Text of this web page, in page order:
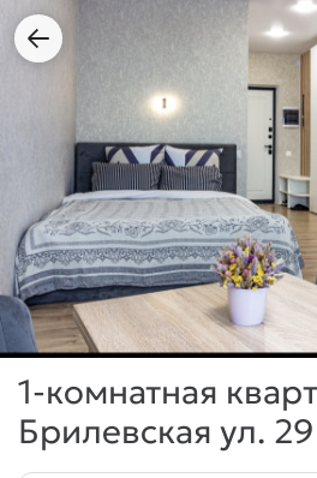
1-комнатная
Брилевская ул. 29